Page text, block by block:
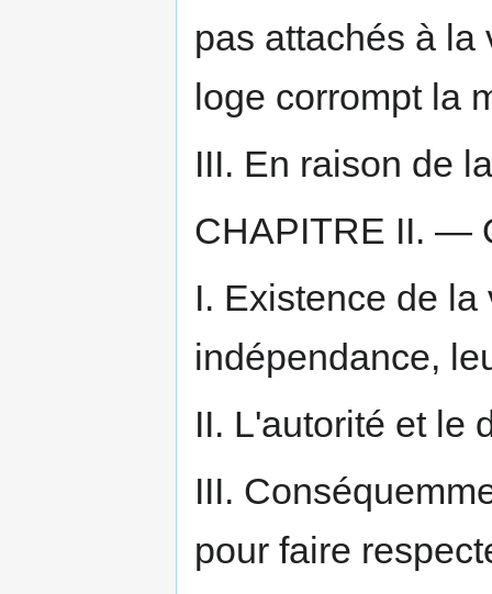
pas attachés à la
loge corrompt la
III. En raison de
CHAPITRE II. —
I. Existence de
indépendance,
II. L'autorité et le
III.
pour faire